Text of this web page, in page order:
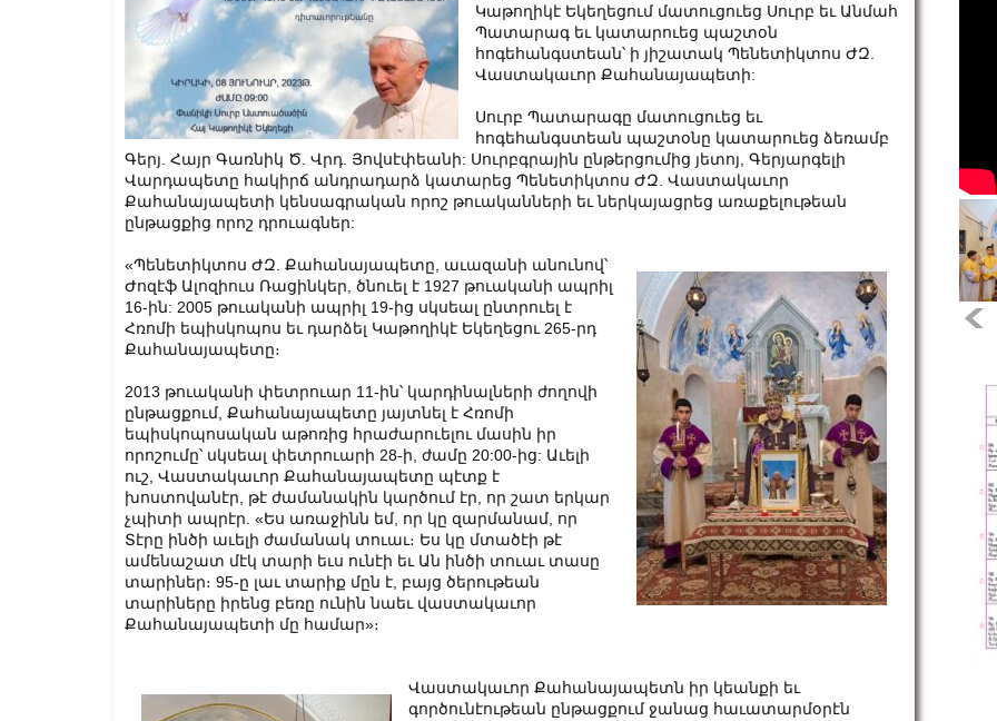
Կաթողիկէ Եկեղեցում մատուցուեց Սուրբ եւ Անմահ
Պատարագ եւ կատարուեց պաշտօն
հոգեհանգստեան՝ ի յիշատակ Պենետիկտոս ԺԶ.
Վաստակաւոր Քահանայապետի:
Սուրբ Պատարագը մատուցուեց եւ
հոգեհանգստեան պաշտօնը կատարուեց ձեռամբ
Գերյ. Հայր Գառնիկ Ծ. Վրդ. Յովսէփեանի: Սուրբգրային ընթերցումից յետոյ, Գերյարգելի
Վարդապետը հակիրճ անդրադարձ կատարեց Պենետիկտոս ԺԶ. Վաստակաւոր
Քահանայապետի կենսագրական որոշ թուականների եւ ներկայացրեց առաքելութեան
ընթացքից որոշ դրուագներ:
«Պենետիկտոս ԺԶ. Քահանայապետը, աւազանի անունով՝
Ժոզէֆ Ալոզիուս Ռացինկեր, ծնուել է 1927 թուականի ապրիլ
16-ին: 2005 թուականի ապրիլ 19-ից սկսեալ ընտրուել է
Հռոմի եպիսկոպոս եւ դարձել Կաթողիկէ Եկեղեցու 265-րդ
Քահանայապետը։
2013 թուականի փետրուար 11-ին՝ կարդինալների ժողովի
ընթացքում, Քահանայապետը յայտնել է Հռոմի
եպիսկոպոսական աթոռից հրաժարուելու մասին իր
որոշումը՝ սկսեալ փետրուարի 28-ի, ժամը 20:00-ից: Աւելի
ուշ, Վաստակաւոր Քահանայապետը պէտք է
խոստովանէր, թէ ժամանակին կարծում էր, որ շատ երկար
չպիտի ապրէր. «Ես առաջինն եմ, որ կը զարմանամ, որ
Տէրը ինծի աւելի ժամանակ տուաւ։ Ես կը մտածէի թէ
ամենաշատ մէկ տարի եւս ունէի եւ Ան ինծի տուաւ տասը
տարիներ։ 95-ը լաւ տարիք մըն է, բայց ծերութեան
տարիները իրենց բեռը ունին նաեւ վաստակաւոր
Քահանայապետի մը համար»։
Վաստակաւոր Քահանայապետն իր կեանքի եւ
գործունէութեան ընթացքում ջանաց հաւատարմօրէն